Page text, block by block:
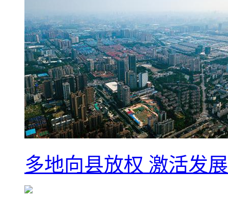
多地向县放权 激活发